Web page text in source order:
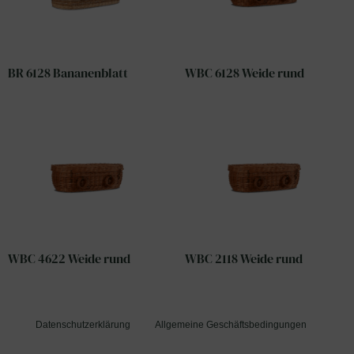
BR 6128 Bananenblatt WBC 6128 Weide rund
WBC 4622 Weide rund WBC 2118 Weide rund
Datenschutzerklärung Allgemeine Geschäftsbedingungen